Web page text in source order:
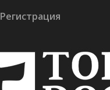
Регистрация